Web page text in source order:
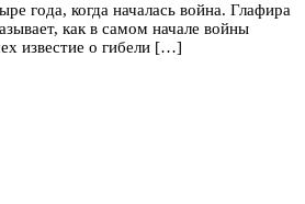
года, когда началась война. Глафира
как в самом начале войны
известие о гибели […]